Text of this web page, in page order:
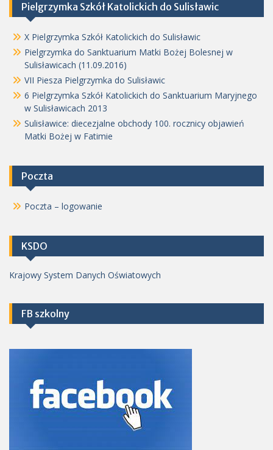
Pielgrzymka Szkół Katolickich do Sulisławic
X Pielgrzymka Szkół Katolickich do Sulisławic
Pielgrzymka do Sanktuarium Matki Bożej Bolesnej w
Sulisławicach (11.09.2016)
VII Piesza Pielgrzymka do Sulisławic
6 Pielgrzymka Szkół Katolickich do Sanktuarium Maryjnego
w Sulisławicach 2013
Sulisławice: diecezjalne obchody 100. rocznicy objawień
Matki Bożej w Fatimie
Poczta
Poczta – logowanie
KSDO
Krajowy System Danych Oświatowych
FB szkolny